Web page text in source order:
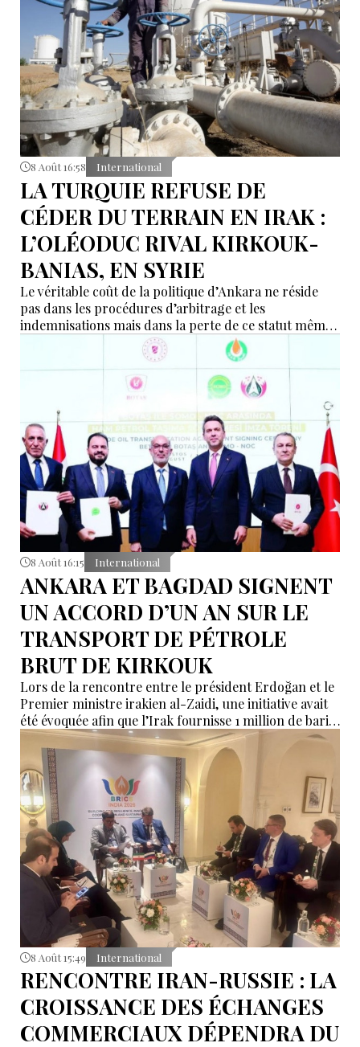
8 Août 16:58 International
LA TURQUIE REFUSE DE
CÉDER DU TERRAIN EN IRAK :
L’OLÉODUC RIVAL KIRKOUK-
BANIAS, EN SYRIE
Le véritable coût de la politique d’Ankara ne réside
pas dans les procédures d’arbitrage et les
indemnisations mais dans la perte de ce statut même
d’« intermédiaire indispensable » que la Turquie a mis
des décennies à construire.
8 Août 16:15 International
ANKARA ET BAGDAD SIGNENT
UN ACCORD D’UN AN SUR LE
TRANSPORT DE PÉTROLE
BRUT DE KIRKOUK
Lors de la rencontre entre le président Erdoğan et le
Premier ministre irakien al-Zaidi, une initiative avait
été évoquée afin que l’Irak fournisse 1 million de barils
de pétrole brut nécessaires aux raffineries turques.
8 Août 15:49 International
RENCONTRE IRAN-RUSSIE : LA
CROISSANCE DES ÉCHANGES
COMMERCIAUX DÉPENDRA DU